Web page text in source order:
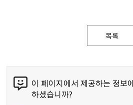
목록
이 페이지에서 제공하는 정보
하셨습니까?